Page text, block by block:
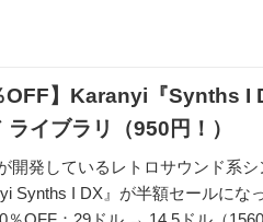
OFF】Karanyi『Synths I
ライブラリ（950円！）
開発しているレトロサウンド系
Synths I DX』が半額セールにな